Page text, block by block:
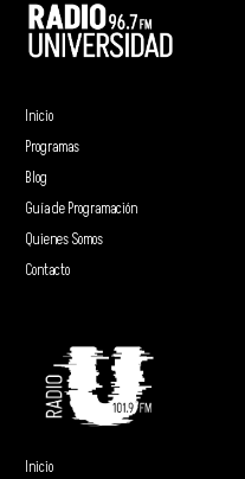
Inicio
Programas
Blog
Guía de Programación
Quienes Somos
Contacto
Inicio